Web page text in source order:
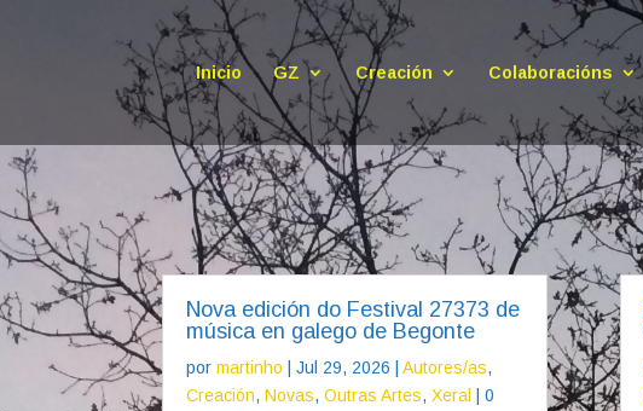
Inicio GZ Creación Colaboracións
Nova edición do Festival 27373 de
música en galego de Begonte
pormartinho |Jul 29, 2026 |Autores/as,
Creación,Novas,Outras Artes,Xeral
| 0